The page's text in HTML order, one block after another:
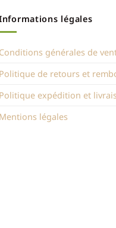
légales
Conditions générales de
Politique de retours et
Politique expédition et
Mentions légales